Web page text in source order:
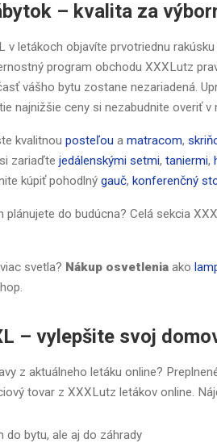
– kvalita za
v letákoch objavíte prvotriednu
program obchodu XXXLutz
vášho bytu zostane nezariadená.
najnižšie ceny si nezabudnite overiť v
kvalitnou posteľou a matracom,
zariaďte jedálenskými setmi, taniermi,
kúpiť pohodlný gauč, konferenčný
plánujete do budúcna? Celá sekcia
svetla? Nákup osvetlenia ako
– vylepšite svoj
z aktuálneho letáku online?
tovar z XXXLutz letákov online.
do bytu, ale aj do záhrady